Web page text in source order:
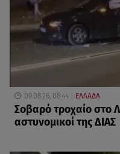
09.08.26, 08:44 ΕΛΛΑΔΑ
Σοβαρό τροχαίο στο
αστυνομικοί της ΔΙΑΣ